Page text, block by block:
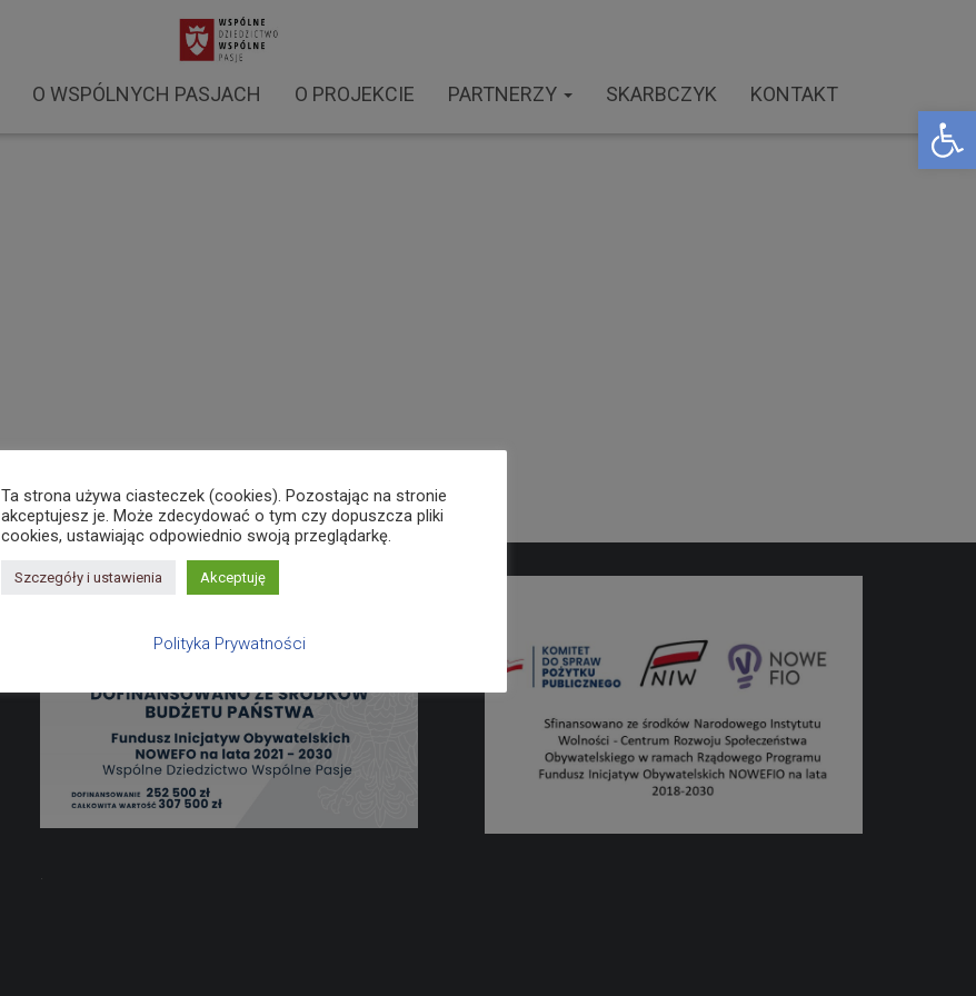
Open toolbar
O WSPÓLNYCH PASJACH O PROJEKCIE PARTNERZY SKARBCZYK KONTAKT
Ta strona używa ciasteczek (cookies). Pozostając na stronie
akceptujesz je. Może zdecydować o tym czy dopuszcza pliki
cookies, ustawiając odpowiednio swoją przeglądarkę.
Szczegóły i ustawienia Akceptuję
Polityka Prywatności